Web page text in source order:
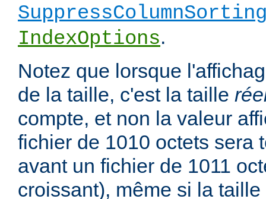
IndexOptions.
Notez que lorsque
de la taille, c'est la taille
compte, et non la valeur
fichier de 1010 octets sera
avant un fichier de 1011
croissant), même si la